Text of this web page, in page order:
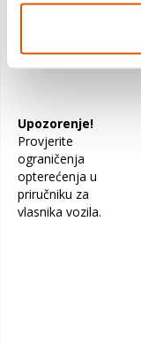
Upozorenje!
Provjerite
ograničenja
opterećenja u
priručniku za
vlasnika vozila.